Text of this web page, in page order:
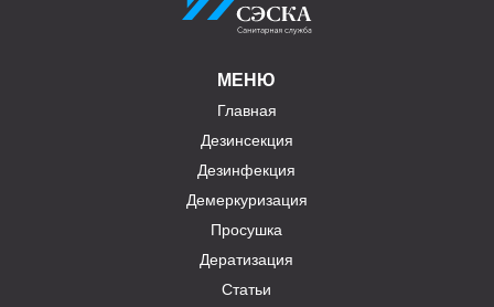
МЕНЮ
Главная
Дезинсекция
Дезинфекция
Демеркуризация
Просушка
Дератизация
Статьи